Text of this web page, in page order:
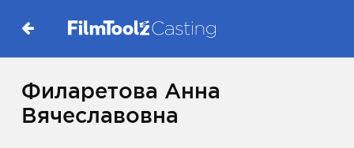
Филаретова Анна
Вячеславовна